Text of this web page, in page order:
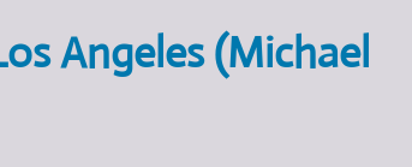
Angeles (Michael